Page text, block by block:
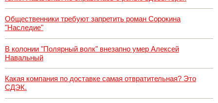
Общественники требуют запретить роман Сорокина
"Наследие"
В колонии "Полярный волк" внезапно умер Алексей
Навальный
Какая компания по доставке самая отвратительная? Это
СДЭК.